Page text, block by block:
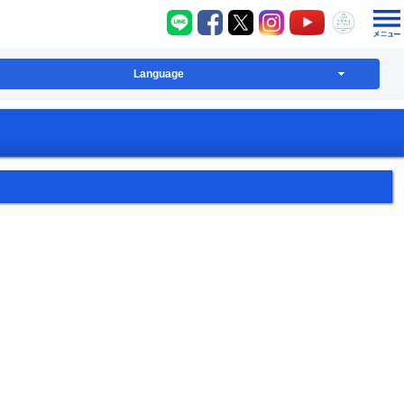
八千代町LINE
八千代町Facebook
八千代町X八千代町Instagram
八千代町八千代
Language